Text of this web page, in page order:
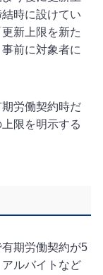
時に設けてい
新上限を新た
前に対象者に
労働契約時だ
限を明示する
期労働契約が5
ルバイトなど